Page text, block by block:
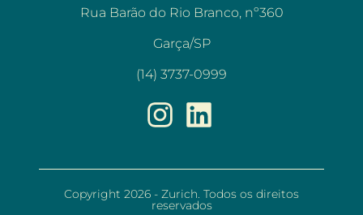
Rua Barão do Rio Branco, nº360
Garça/SP
(14) 3737-0999
Copyright 2026 - Zurich. Todos os direitos
reservados